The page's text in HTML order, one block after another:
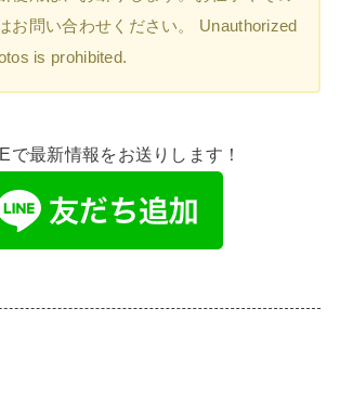
お問い合わせください。 Unauthorized
is prohibited.
で最新情報をお送りします！